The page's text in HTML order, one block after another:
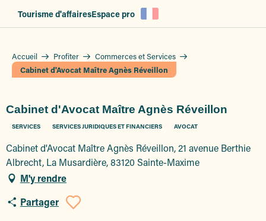
Tourisme d'affairesEspace pro
Accueil Profiter
Commerces et Services
Cabinet d'Avocat Maître Agnès Réveillon
Cabinet d'Avocat Maître Agnès Réveillon
SERVICES SERVICES JURIDIQUES ET FINANCIERS AVOCAT
Cabinet d'Avocat Maître Agnès Réveillon, 21 avenue Berthie
Albrecht, La Musardière, 83120 Sainte-Maxime
M'y rendre
Partager